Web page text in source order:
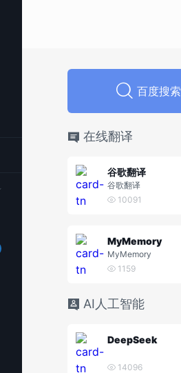
百度搜索
在线翻译
谷歌翻译
谷歌翻译
10091
MyMemory
MyMemory
1159
AI人工智能
DeepSeek
14096